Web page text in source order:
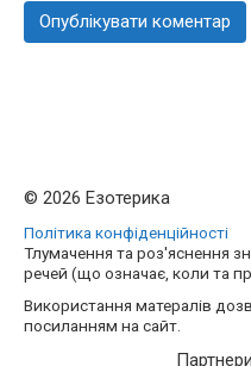
© 2026 Езотерика
Політика конфіденційності
Тлумачення та роз'яснення
речей (що означає, коли та
Використання матералів
посиланням на сайт.